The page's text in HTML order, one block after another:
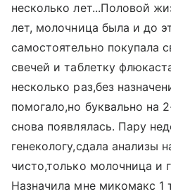
несколько лет...Половой
лет, молочница была и до
самостоятельно покупала
свечей и таблетку
несколько раз,без
помогало,но буквально на
снова появлялась. Пару
генекологу,сдала анализы
чисто,только молочница и
Назначила мне микомакс 1